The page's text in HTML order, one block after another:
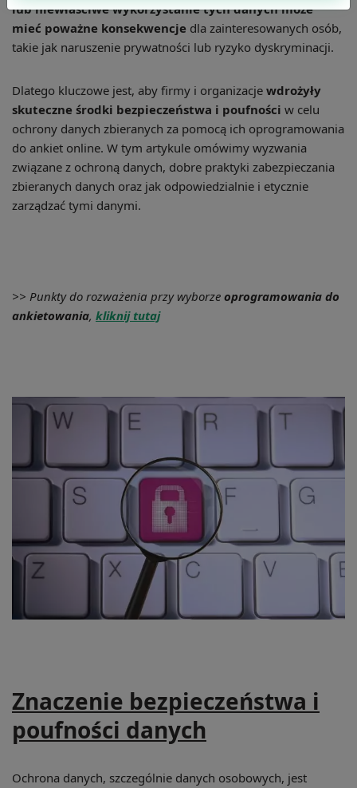
lub niewłaściwe wykorzystanie tych danych może
mieć poważne konsekwencje dla zainteresowanych osób,
takie jak naruszenie prywatności lub ryzyko dyskryminacji.
Dlatego kluczowe jest, aby firmy i organizacje wdrożyły
skuteczne środki bezpieczeństwa i poufności w celu
ochrony danych zbieranych za pomocą ich oprogramowania
do ankiet online. W tym artykule omówimy wyzwania
związane z ochroną danych, dobre praktyki zabezpieczania
zbieranych danych oraz jak odpowiedzialnie i etycznie
zarządzać tymi danymi.
>> Punkty do rozważenia przy wyborze oprogramowania do
ankietowania, kliknij tutaj
Znaczenie bezpieczeństwa i
poufności danych
Ochrona danych, szczególnie danych osobowych, jest